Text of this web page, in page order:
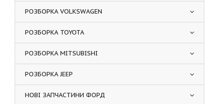
РОЗБОРКА VOLKSWAGEN
РОЗБОРКА TOYOTA
РОЗБОРКА MITSUBISHI
РОЗБОРКА JEEP
НОВІ ЗАПЧАСТИНИ ФОРД